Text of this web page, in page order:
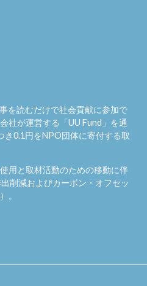
を読むだけで社会貢献に参加で
社が運営する「UU Fund 」を通
き0.1円をNPO団体に寄付する取
用と取材活動のための移動に伴
削減およびカーボン・オフセッ
）。